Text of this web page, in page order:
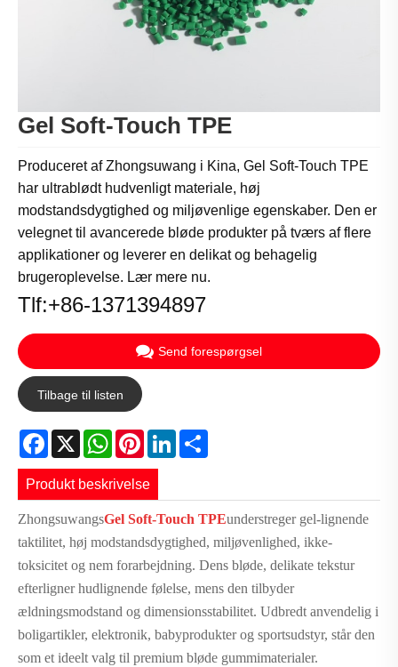
Gel Soft-Touch TPE
Produceret af Zhongsuwang i Kina, Gel Soft-Touch TPE
har ultrablødt hudvenligt materiale, høj
modstandsdygtighed og miljøvenlige egenskaber. Den er
velegnet til avancerede bløde produkter på tværs af flere
applikationer og leverer en delikat og behagelig
brugeroplevelse. Lær mere nu.
Tlf:+86-1371394897
Send forespørgsel
Tilbage til listen
Facebook
X WhatsApp
PinterestLinkedIn
Produkt beskrivelse
ZhongsuwangsGel Soft-Touch TPEunderstreger gel-lignende
taktilitet, høj modstandsdygtighed, miljøvenlighed, ikke-
toksicitet og nem forarbejdning. Dens bløde, delikate tekstur
efterligner hudlignende følelse, mens den tilbyder
ældningsmodstand og dimensionsstabilitet. Udbredt anvendelig i
boligartikler, elektronik, babyprodukter og sportsudstyr, står den
som et ideelt valg til premium bløde gummimaterialer.